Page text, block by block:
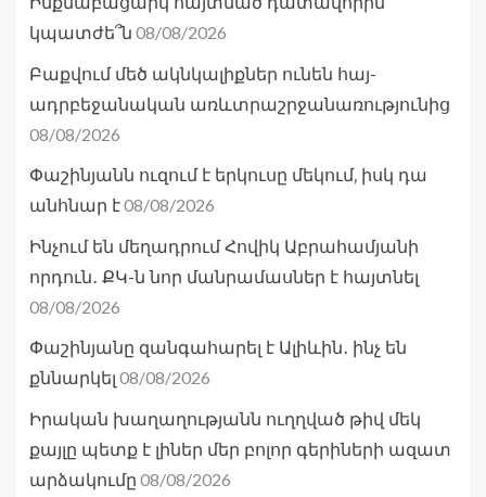
կպատժե՞ն 08/08/2026
Բաքվում մեծ ակնկալիքներ ունեն հայ-
ադրբեջանական առևտրաշրջանառությունից
08/08/2026
Փաշինյանն ուզում է երկուսը մեկում, իսկ դա
անհնար է08/08/2026
Ինչում են մեղադրում Հովիկ Աբրահամյանի
որդուն․ ՔԿ-ն նոր մանրամասներ է հայտնել
08/08/2026
Փաշինյանը զանգահարել է Ալիևին․ ինչ են
քննարկել 08/08/2026
Իրական խաղաղությանն ուղղված թիվ մեկ
քայլը պետք է լիներ մեր բոլոր գերիների ազատ
արձակումը 08/08/2026